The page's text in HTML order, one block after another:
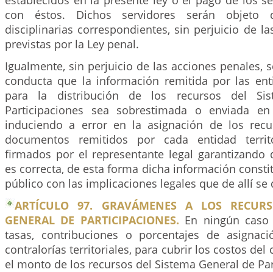
con éstos. Dichos servidores serán objeto
disciplinarias correspondientes, sin perjuicio de
previstas por la Ley penal.
Igualmente, sin perjuicio de las acciones penales,
conducta que la información remitida por las
para la distribución de los recursos del
Participaciones sea sobrestimada o enviada
induciendo a error en la asignación de los
documentos remitidos por cada entidad
firmados por el representante legal garantizando
es correcta, de esta forma dicha información
público con las implicaciones legales que de allí se
ARTÍCULO 97. GRAVÁMENES A LOS
GENERAL DE PARTICIPACIONES. En ningún
tasas, contribuciones o porcentajes de
contralorías territoriales, para cubrir los costos del
el monto de los recursos del Sistema General de